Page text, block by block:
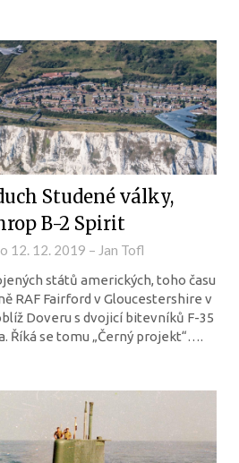
Studené války,
B-2 Spirit
12. 12. 2019 – Jan Tofl
států amerických, toho času
RAF Fairford v Gloucestershire v
Doveru s dvojicí bitevníků F-35
Říká se tomu „Černý projekt“….